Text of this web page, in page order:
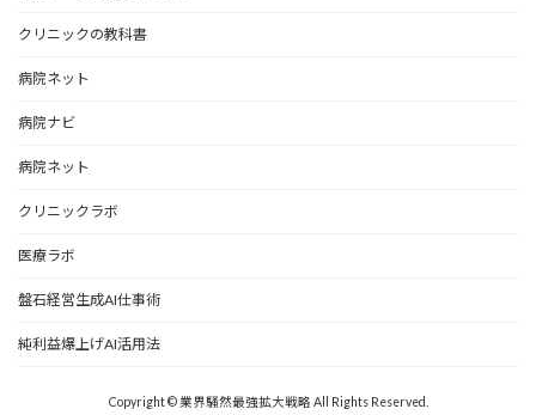
クリニックの教科書
病院ネット
病院ナビ
病院ネット
クリニックラボ
医療ラボ
盤石経営生成AI仕事術
純利益爆上げAI活用法
Copyright © 業界騒然最強拡大戦略 All Rights Reserved.